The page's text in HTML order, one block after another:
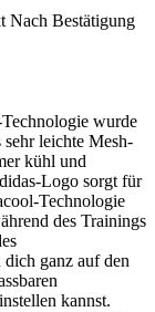
Nach Bestätigung
wurde
leichte Mesh-
kühl und
Logo sorgt für
Technologie
des Trainings
ganz auf den
kannst.